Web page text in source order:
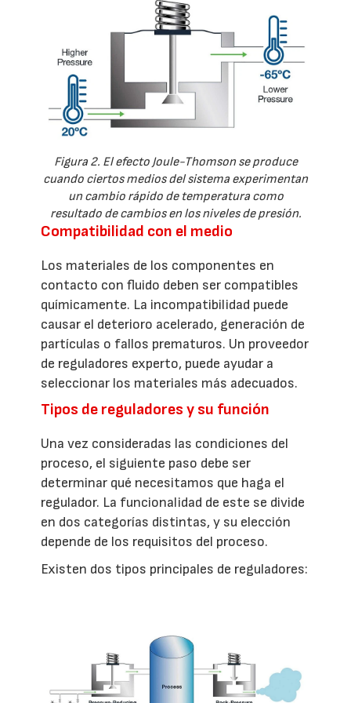
Figura 2. El efecto Joule-Thomson se produce
cuando ciertos medios del sistema experimentan
un cambio rápido de temperatura como
resultado de cambios en los niveles de presión.
Compatibilidad con el medio
Los materiales de los componentes en
contacto con fluido deben ser compatibles
químicamente. La incompatibilidad puede
causar el deterioro acelerado, generación de
partículas o fallos prematuros. Un proveedor
de reguladores experto, puede ayudar a
seleccionar los materiales más adecuados.
Tipos de reguladores y su función
Una vez consideradas las condiciones del
proceso, el siguiente paso debe ser
determinar qué necesitamos que haga el
regulador. La funcionalidad de este se divide
en dos categorías distintas, y su elección
depende de los requisitos del proceso.
Existen dos tipos principales de reguladores: